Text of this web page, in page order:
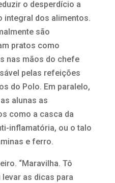
o desperdício a
integral dos alimentos.
são
pratos como
nas mãos do chefe
pelas refeições
do Polo. Em paralelo,
alunas as
como a casca da
inflamatória, ou o talo
e ferro.
“Maravilha. Tô
as dicas para